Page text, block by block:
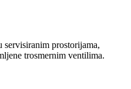
prostorijama,
trosmernim ventilima.